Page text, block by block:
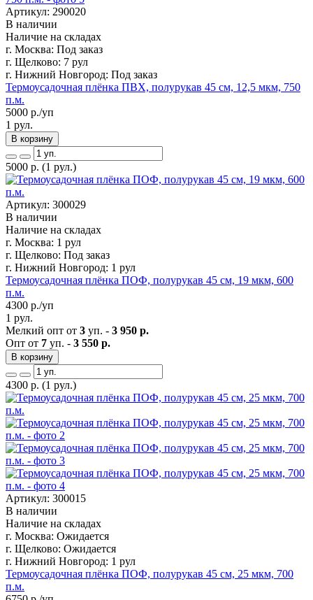
Артикул: 290020
В наличии
Наличие на складах
г. Москва: Под заказ
г. Щелково: 7 рул
г. Нижний Новгород: Под заказ
Термоусадочная плёнка ПВХ, полурукав 45 см, 12,5 мкм, 750
п.м.
5000 р./уп
1 рул.
В корзину
5000 р. (1 рул.)
Артикул: 300029
В наличии
Наличие на складах
г. Москва: 1 рул
г. Щелково: Под заказ
г. Нижний Новгород: 1 рул
Термоусадочная плёнка ПОФ, полурукав 45 см, 19 мкм, 600
п.м.
4300 р./уп
1 рул.
Мелкий опт от 3 уп. - 3 950 р.
Опт от 7 уп. - 3 550 р.
В корзину
4300 р. (1 рул.)
Артикул: 300015
В наличии
Наличие на складах
г. Москва: Ожидается
г. Щелково: Ожидается
г. Нижний Новгород: 1 рул
Термоусадочная плёнка ПОФ, полурукав 45 см, 25 мкм, 700
п.м.